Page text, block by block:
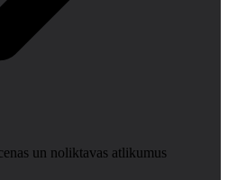
un noliktavas atlikumus